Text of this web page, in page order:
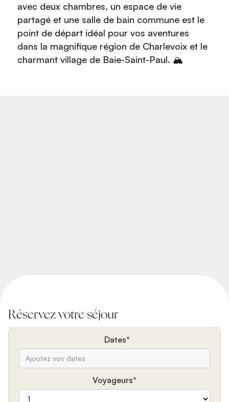
avec deux chambres, un espace de vie
partagé et une salle de bain commune est le
point de départ idéal pour vos aventures
dans la magnifique région de Charlevoix et le
charmant village de Baie-Saint-Paul. 🏔️
Réservez votre séjour
Dates*
Voyageurs*